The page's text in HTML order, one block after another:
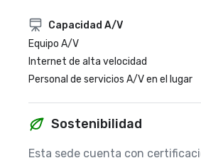
Capacidad A/V
Equipo A/V
Internet de alta velocidad
Personal de servicios A/V en el lugar
Sostenibilidad
Esta sede cuenta con